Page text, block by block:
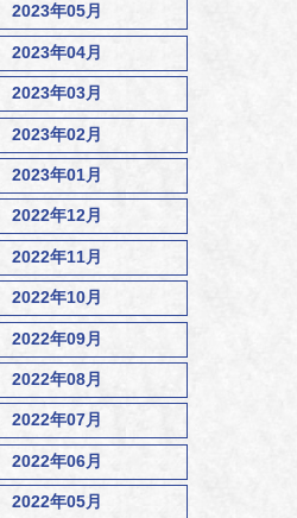
2023年05月
2023年04月
2023年03月
2023年02月
2023年01月
2022年12月
2022年11月
2022年10月
2022年09月
2022年08月
2022年07月
2022年06月
2022年05月